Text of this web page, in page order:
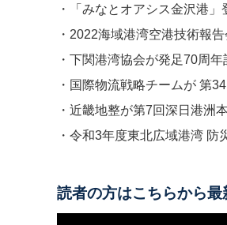
・「みなとオアシス金沢港
・2022海域港湾空港技術報
・下関港湾協会が発足​​70周
・国際物流戦略チームが 第
・近畿地整が第7回深日港洲
・令和3年度東北広域港湾 防
読者の方はこちらから最